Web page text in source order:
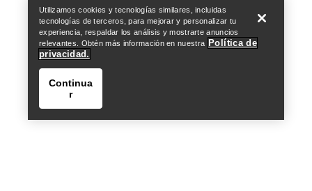
Utilizamos cookies y tecnologías similares, incluidas
tecnologías de terceros, para mejorar y personalizar tu
experiencia, respaldar los análisis y mostrarte anuncios
relevantes. Obtén más información en nuestra Política de
privacidad.
Continua
r